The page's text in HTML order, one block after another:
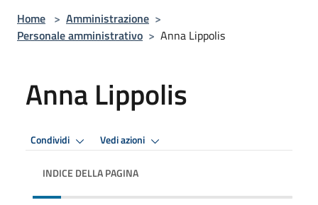
Home > Amministrazione >
Personale amministrativo > Anna Lippolis
Anna Lippolis
Condividi Vedi azioni
INDICE DELLA PAGINA